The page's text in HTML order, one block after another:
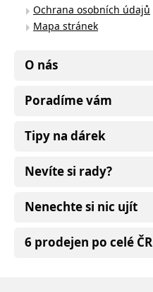
Ochrana osobních údajů
Mapa stránek
O nás
Poradíme vám
Tipy na dárek
Nevíte si rady?
Nenechte si nic ujít
6 prodejen po celé ČR